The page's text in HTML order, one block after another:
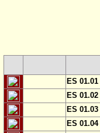
ES 01.01
ES 01.02
ES 01.03
ES 01.04